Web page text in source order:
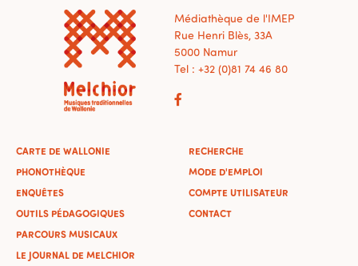
Médiathèque de l'IMEP
Rue Henri Blès, 33A
5000 Namur
Tel : +32 (0)81 74 46 80
CARTE DE WALLONIE
PHONOTHÈQUE
ENQUÊTES
OUTILS PÉDAGOGIQUES
PARCOURS MUSICAUX
LE JOURNAL DE MELCHIOR
RECHERCHE
MODE D'EMPLOI
COMPTE UTILISATEUR
CONTACT